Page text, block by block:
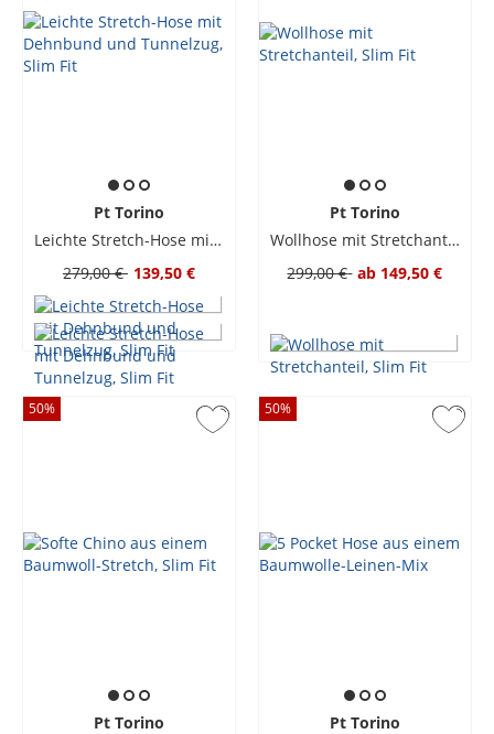
Pt Torino
Leichte Stretch-Hose mit Dehnbund und Tunnelzug, Slim Fit
279,00 € 139,50 €
Pt Torino
Wollhose mit Stretchanteil, Slim Fit
299,00 € ab 149,50 €
50%
Pt Torino
50%
Pt Torino